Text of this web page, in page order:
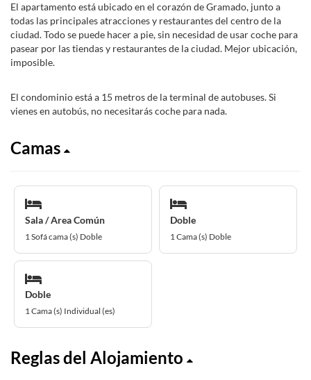
El apartamento está ubicado en el corazón de Gramado, junto a
todas las principales atracciones y restaurantes del centro de la
ciudad. Todo se puede hacer a pie, sin necesidad de usar coche para
pasear por las tiendas y restaurantes de la ciudad. Mejor ubicación,
imposible.
El condominio está a 15 metros de la terminal de autobuses. Si
vienes en autobús, no necesitarás coche para nada.
Camas
Sala / Area Común
1 Sofá cama (s) Doble
Doble
1 Cama (s) Doble
Doble
1 Cama (s) Individual (es)
Reglas del Alojamiento